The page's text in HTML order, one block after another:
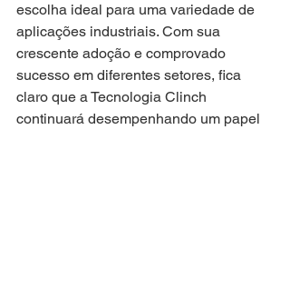
escolha ideal para uma variedade de
aplicações industriais. Com sua
crescente adoção e comprovado
sucesso em diferentes setores, fica
claro que a Tecnologia Clinch
continuará desempenhando um papel